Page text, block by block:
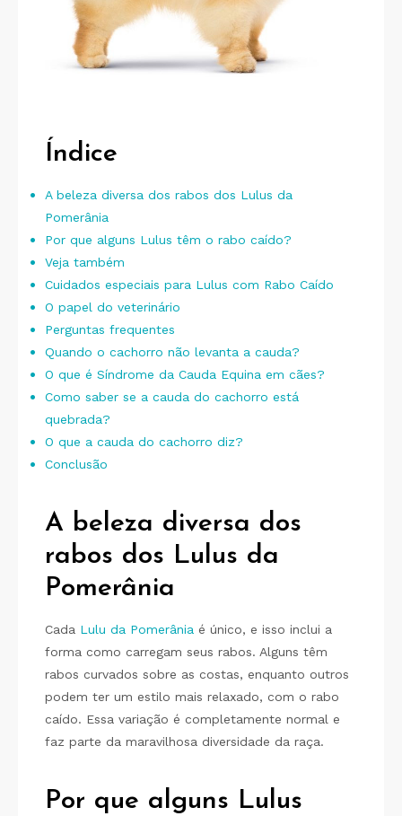
Índice
A beleza diversa dos rabos dos Lulus da
Pomerânia
Por que alguns Lulus têm o rabo caído?
Veja também
Cuidados especiais para Lulus com Rabo Caído
O papel do veterinário
Perguntas frequentes
Quando o cachorro não levanta a cauda?
O que é Síndrome da Cauda Equina em cães?
Como saber se a cauda do cachorro está
quebrada?
O que a cauda do cachorro diz?
Conclusão
A beleza diversa dos
rabos dos Lulus da
Pomerânia
Cada Lulu da Pomerânia é único, e isso inclui a
forma como carregam seus rabos. Alguns têm
rabos curvados sobre as costas, enquanto outros
podem ter um estilo mais relaxado, com o rabo
caído. Essa variação é completamente normal e
faz parte da maravilhosa diversidade da raça.
Por que alguns Lulus